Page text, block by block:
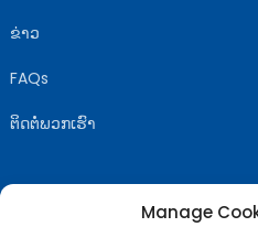
ຂ່າວ
FAQs
ຕິດຕໍ່ພວກເຮົາ
Manage